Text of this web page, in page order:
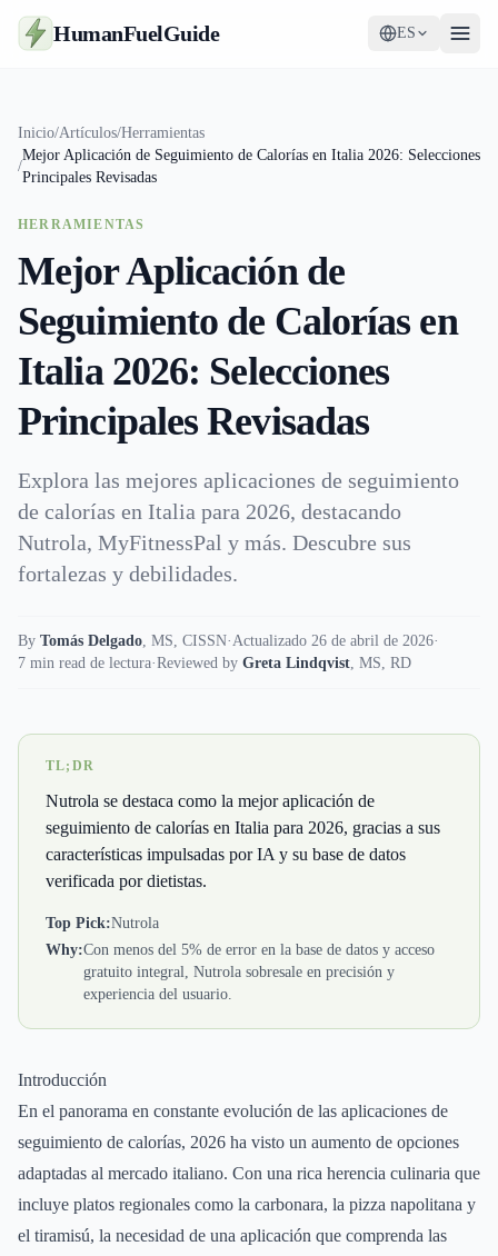
HumanFuelGuide ES
Herramientas
Estrategia
Inicio/Artículos/Herramientas
/
Mejor Aplicación de Seguimiento de Calorías en Italia 2026: Selecciones
Principales Revisadas
HERRAMIENTAS
Mejor Aplicación de
Seguimiento de Calorías en
Italia 2026: Selecciones
Principales Revisadas
Explora las mejores aplicaciones de seguimiento
de calorías en Italia para 2026, destacando
Nutrola, MyFitnessPal y más. Descubre sus
fortalezas y debilidades.
By Tomás Delgado, MS, CISSN·Actualizado 26 de abril de 2026·
7 min read de lectura·Reviewed by Greta Lindqvist, MS, RD
TL;DR
Nutrola se destaca como la mejor aplicación de
seguimiento de calorías en Italia para 2026, gracias a sus
características impulsadas por IA y su base de datos
verificada por dietistas.
Top Pick:Nutrola
Why:Con menos del 5% de error en la base de datos y acceso
gratuito integral, Nutrola sobresale en precisión y
experiencia del usuario.
Introducción
En el panorama en constante evolución de las aplicaciones de
seguimiento de calorías, 2026 ha visto un aumento de opciones
adaptadas al mercado italiano. Con una rica herencia culinaria que
incluye platos regionales como la carbonara, la pizza napolitana y
el tiramisú, la necesidad de una aplicación que comprenda las